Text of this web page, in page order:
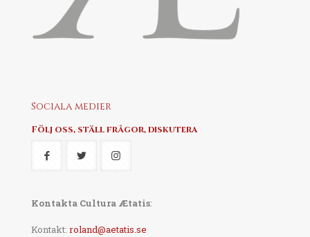
Sociala medier
Följ oss, ställ frågor, diskutera
Kontakta Cultura Ætatis:
Kontakt: roland@aetatis.se